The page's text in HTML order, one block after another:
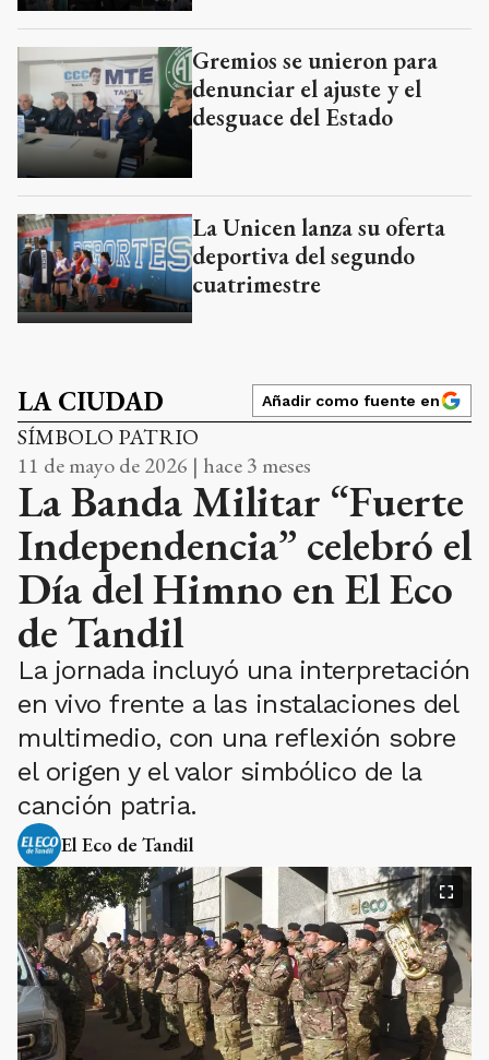
Gremios se unieron para
denunciar el ajuste y el
desguace del Estado
La Unicen lanza su oferta
deportiva del segundo
cuatrimestre
LA CIUDAD Añadir como fuente en
SÍMBOLO PATRIO
11 de mayo de 2026 | hace 3 meses
La Banda Militar “Fuerte
Independencia” celebró el
Día del Himno en El Eco
de Tandil
La jornada incluyó una interpretación
en vivo frente a las instalaciones del
multimedio, con una reflexión sobre
el origen y el valor simbólico de la
canción patria.
El Eco de Tandil